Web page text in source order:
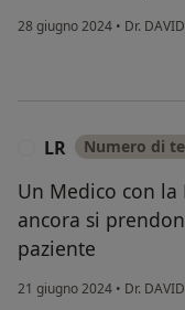
28 giugno 2024 • Dr.
LR Numero di
Un Medico con
ancora si
paziente
21 giugno 2024 • Dr.